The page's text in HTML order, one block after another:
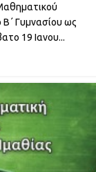
Γυμνασίου ως
19 Ιανου...